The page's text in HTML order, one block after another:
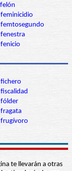
felón
feminicidio
femtosegundo
fenestra
fenicio
fichero
fiscalidad
fólder
fragata
frugívoro
te llevarán a otras